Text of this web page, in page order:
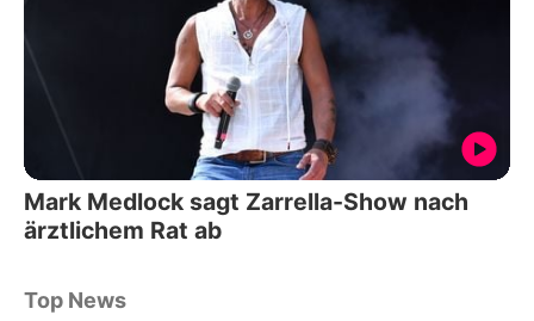
Mark Medlock sagt Zarrella-Show nach
ärztlichem Rat ab
Top News